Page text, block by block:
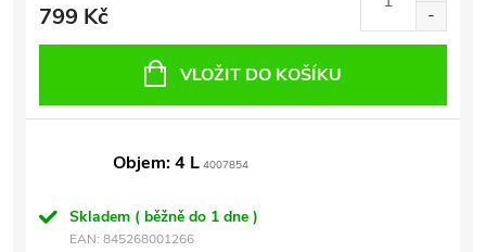
799 Kč
VLOŽIT DO KOŠÍKU
Objem: 4 L 4007854
Skladem ( běžně do 1 dne )
EAN: 845268001266